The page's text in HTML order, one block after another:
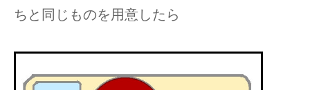
ちと同じものを用意したら